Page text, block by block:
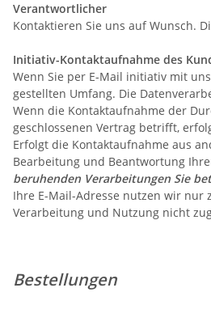
Verantwortlicher
Kontaktieren Sie uns auf Wunsch.
Initiativ-Kontaktaufnahme des
Wenn Sie per E-Mail initiativ mit
gestellten Umfang. Die
Wenn die Kontaktaufnahme der
geschlossenen Vertrag betrifft,
Erfolgt die Kontaktaufnahme aus
Bearbeitung und Beantwortung
beruhenden Verarbeitungen Sie
Ihre E-Mail-Adresse nutzen wir
Verarbeitung und Nutzung nicht
Bestellungen